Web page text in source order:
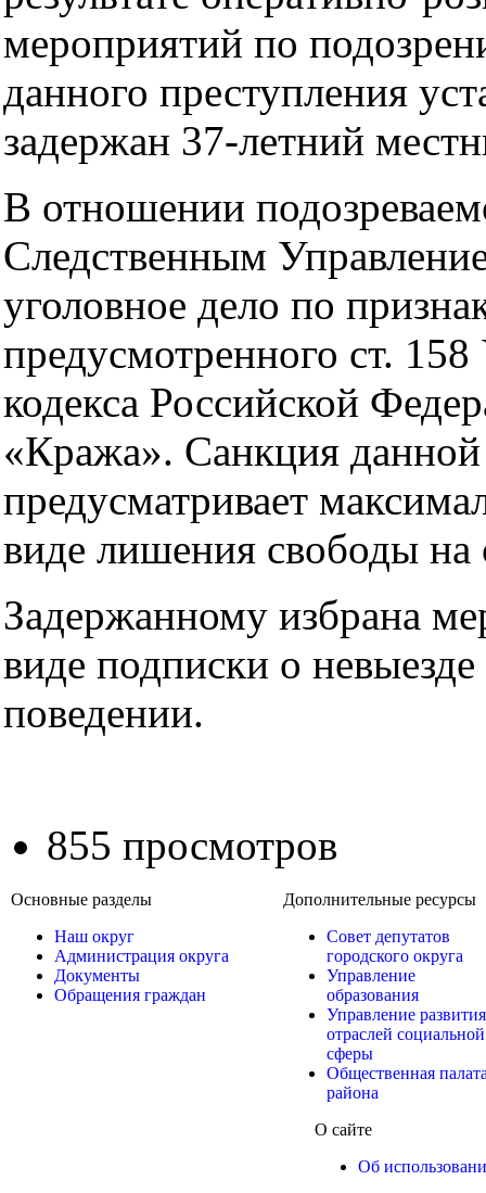
мероприятий по
данного преступления
задержан 37-летний
В отношении
Следственным
уголовное дело по
предусмотренного ст. 158
кодекса Российской
«Кража». Санкция данной
предусматривает
виде лишения свободы на
Задержанному избрана
виде подписки о
поведении.
855 просмотров
Основные разделы
Наш округ
Администрация округа
Документы
Обращения граждан
Дополнительные ресурсы
Совет депутатов
городского округа
Управление
образования
Управление развития
отраслей социальной
сферы
Общественная
района
О сайте
Об